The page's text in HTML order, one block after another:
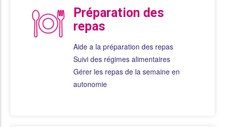
Préparation des
repas
Aide a la préparation des repas
Suivi des régimes alimentaires
Gérer les repas de la semaine en
autonomie